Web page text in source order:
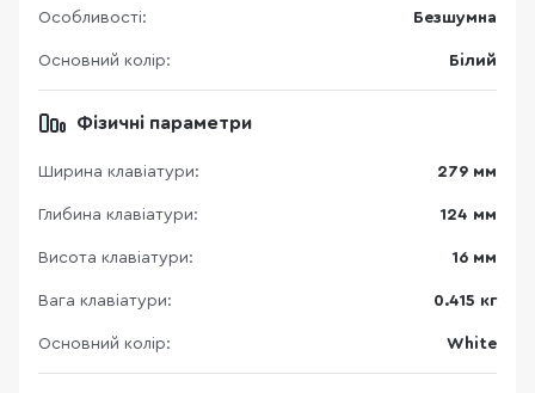
Особливості: Безшумна
Основний колір: Білий
Фізичні параметри
Ширина клавіатури: 279 мм
Глибина клавіатури: 124 мм
Висота клавіатури: 16 мм
Вага клавіатури: 0.415 кг
Основний колір: White